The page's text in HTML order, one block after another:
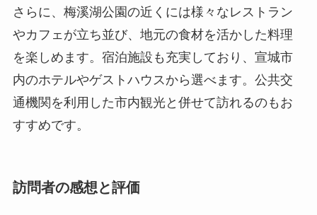
さらに、梅溪湖公園の近くには様々なレストラン
やカフェが立ち並び、地元の食材を活かした料理
を楽しめます。宿泊施設も充実しており、宣城市
内のホテルやゲストハウスから選べます。公共交
通機関を利用した市内観光と併せて訪れるのもお
すすめです。
訪問者の感想と評価